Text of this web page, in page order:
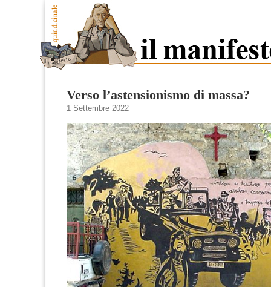
Verso l’astensionismo di massa?
1 Settembre 2022